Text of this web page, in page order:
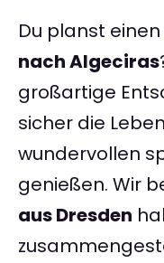
Du planst einen
nach Algeciras
großartige
sicher die
wundervollen
genießen. Wir
aus Dresden